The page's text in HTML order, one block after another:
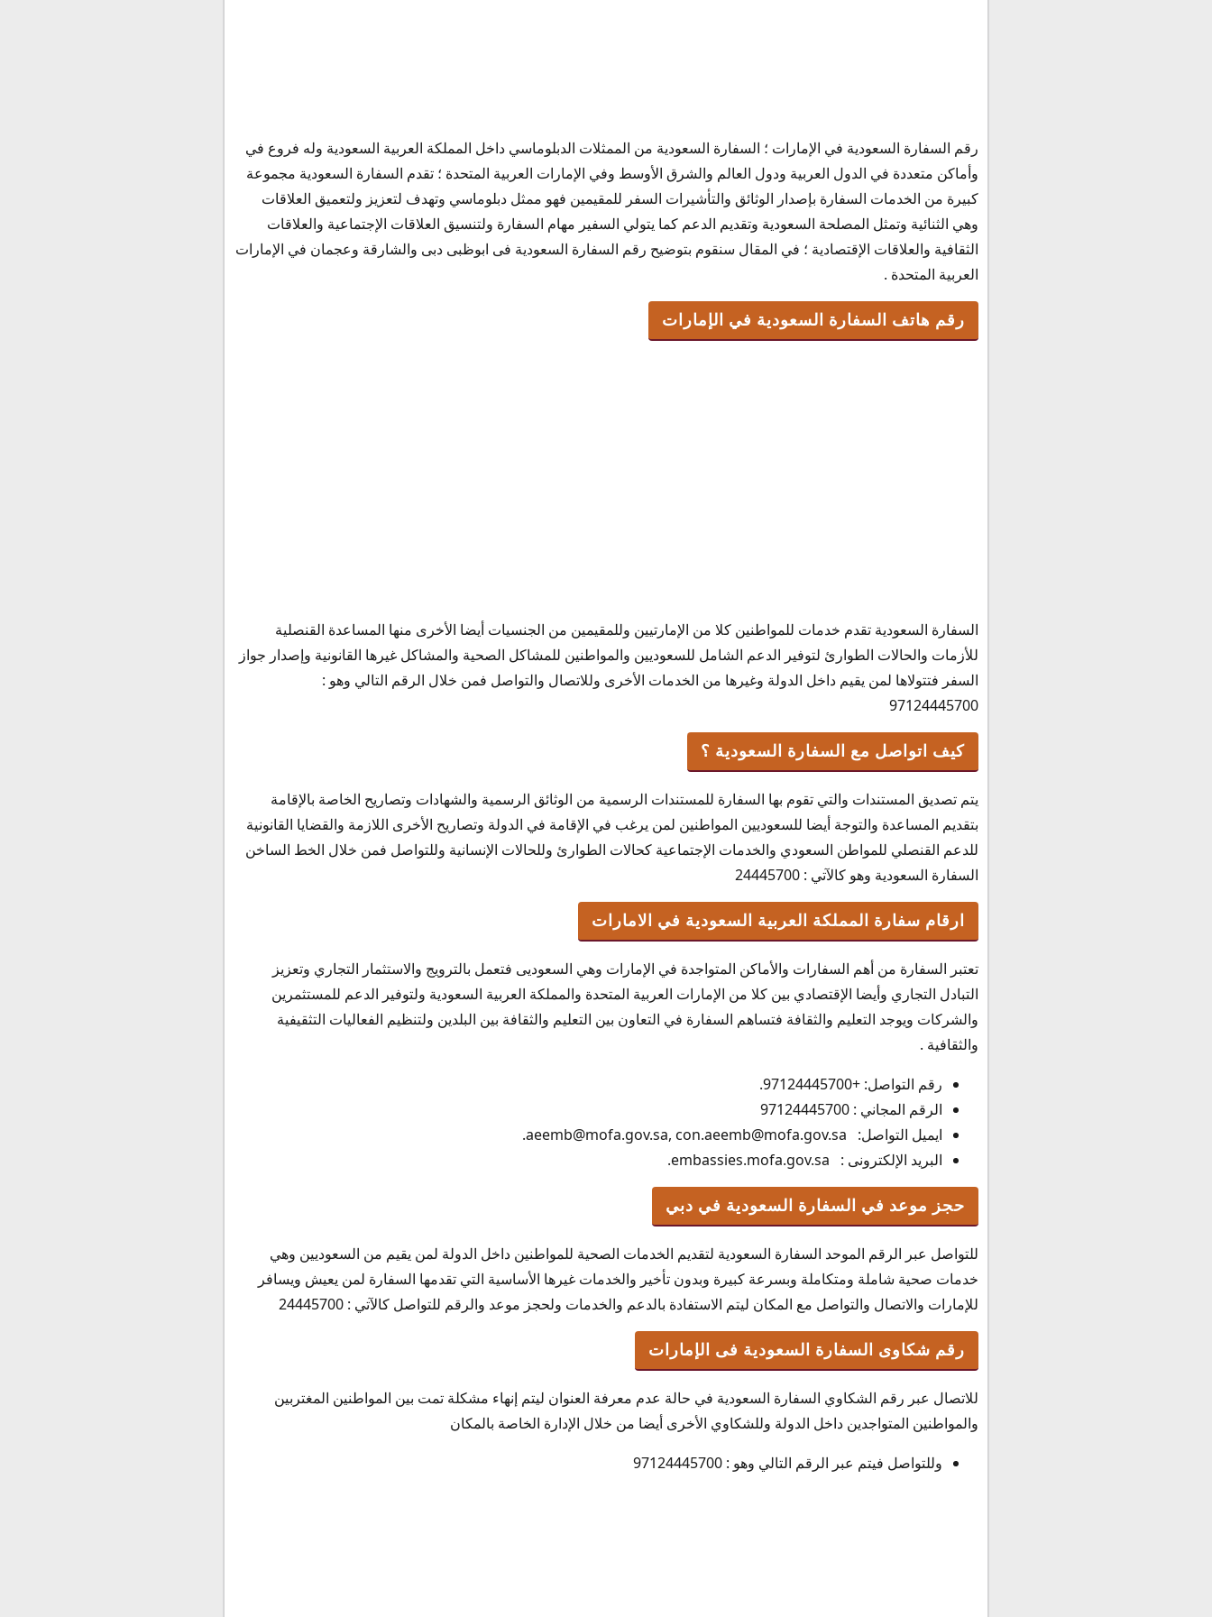
كيف اتواصل مع السفارة السعودية ؟
ارقام سفارة المملكة العربية السعودية في الامارات
حجز موعد في السفارة السعودية في دبي
رقم شكاوى السفارة السعودية فى الإمارات
رقم السفارة السعودية في الإمارات ؛ السفارة السعودية من الممثلات الدبلوماسي داخل المملكة العربية السعودية وله فروع في
وأماكن متعددة في الدول العربية ودول العالم والشرق الأوسط وفي الإمارات العربية المتحدة ؛ تقدم السفارة السعودية مجموعة
كبيرة من الخدمات السفارة بإصدار الوثائق والتأشيرات السفر للمقيمين فهو ممثل دبلوماسي وتهدف لتعزيز ولتعميق العلاقات
وهي الثنائية وتمثل المصلحة السعودية وتقديم الدعم كما يتولي السفير مهام السفارة ولتنسيق العلاقات الإجتماعية والعلاقات
الثقافية والعلاقات الإقتصادية ؛ في المقال سنقوم بتوضيح رقم السفارة السعودية فى ابوظبى دبى والشارقة وعجمان في الإمارات
العربية المتحدة .
رقم هاتف السفارة السعودية في الإمارات
السفارة السعودية تقدم خدمات للمواطنين كلا من الإمارتيين وللمقيمين من الجنسيات أيضا الأخرى منها المساعدة القنصلية
للأزمات والحالات الطوارئ لتوفير الدعم الشامل للسعوديين والمواطنين للمشاكل الصحية والمشاكل غيرها القانونية وإصدار جواز
السفر فتتولاها لمن يقيم داخل الدولة وغيرها من الخدمات الأخرى وللاتصال والتواصل فمن خلال الرقم التالي وهو :
97124445700
كيف اتواصل مع السفارة السعودية ؟
يتم تصديق المستندات والتي تقوم بها السفارة للمستندات الرسمية من الوثائق الرسمية والشهادات وتصاريح الخاصة بالإقامة
بتقديم المساعدة والتوجة أيضا للسعوديين المواطنين لمن يرغب في الإقامة في الدولة وتصاريح الأخرى اللازمة والقضايا القانونية
للدعم القنصلي للمواطن السعودي والخدمات الإجتماعية كحالات الطوارئ وللحالات الإنسانية وللتواصل فمن خلال الخط الساخن
السفارة السعودية وهو كالآتي : 24445700
ارقام سفارة المملكة العربية السعودية في الامارات
تعتبر السفارة من أهم السفارات والأماكن المتواجدة في الإمارات وهي السعوديى فتعمل بالترويج والاستثمار التجاري وتعزيز
التبادل التجاري وأيضا الإقتصادي بين كلا من الإمارات العربية المتحدة والمملكة العربية السعودية ولتوفير الدعم للمستثمرين
والشركات ويوجد التعليم والثقافة فتساهم السفارة في التعاون بين التعليم والثقافة بين البلدين ولتنظيم الفعاليات التثقيفية
والثقافية .
رقم التواصل: +97124445700.
الرقم المجاني : 97124445700
ايميل التواصل: aeemb@mofa.gov.sa, con.aeemb@mofa.gov.sa.
البريد الإلكترونى : embassies.mofa.gov.sa.
حجز موعد في السفارة السعودية في دبي
للتواصل عبر الرقم الموحد السفارة السعودية لتقديم الخدمات الصحية للمواطنين داخل الدولة لمن يقيم من السعوديين وهي
خدمات صحية شاملة ومتكاملة وبسرعة كبيرة وبدون تأخير والخدمات غيرها الأساسية التي تقدمها السفارة لمن يعيش ويسافر
للإمارات والاتصال والتواصل مع المكان ليتم الاستفادة بالدعم والخدمات ولحجز موعد والرقم للتواصل كالآتي : 24445700
رقم شكاوى السفارة السعودية فى الإمارات
للاتصال عبر رقم الشكاوي السفارة السعودية في حالة عدم معرفة العنوان ليتم إنهاء مشكلة تمت بين المواطنين المغتربين
والمواطنين المتواجدين داخل الدولة وللشكاوي الأخرى أيضا من خلال الإدارة الخاصة بالمكان
وللتواصل فيتم عبر الرقم التالي وهو : 97124445700